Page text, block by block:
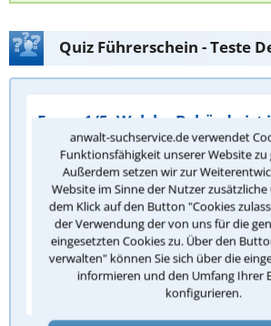
anwalt-suchservice.de verwendet
Funktionsfähigkeit unserer Website zu
Außerdem setzen wir zur
Website im Sinne der Nutzer
dem Klick auf den Button "Cookies
der Verwendung der von uns für die
eingesetzten Cookies zu. Über den
verwalten" können Sie sich über die
informieren und den Umfang Ihrer
konfigurieren.
Quiz Führerschein - Teste
Frage 1/5: Welche Behörde ist in
Deutschland in der Regel für
einer Fahrerlaubnis zuständig?
Die Fahrerlaubnisbehörde
Das Finanzamt
Die Polizei
Das Kraftfahrt-Bundesamt